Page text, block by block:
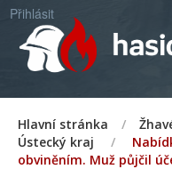
Přihlásit
Hlavní stránka /
Ústecký kraj
/
obviněním. Muž půjčil